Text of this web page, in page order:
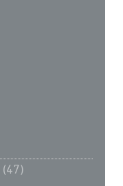
(47)